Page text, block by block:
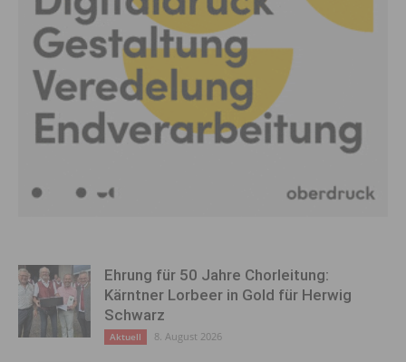
Ehrung für 50 Jahre Chorleitung:
Kärntner Lorbeer in Gold für Herwig
Schwarz
Aktuell 8. August 2026